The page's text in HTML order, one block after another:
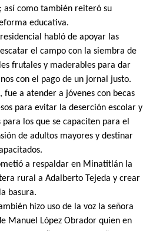
así como también reiteró su
educativa.
habló de apoyar las
el campo con la siembra de
frutales y maderables para dar
con el pago de un jornal justo.
a atender a jóvenes con becas
para evitar la deserción escolar y
los que se capaciten para el
de adultos mayores y destinar
a respaldar en Minatitlán la
rural a Adalberto Tejeda y crear
basura.
hizo uso de la voz la señora
Manuel López Obrador quien en